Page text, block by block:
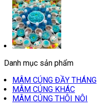
Danh mục sản phẩm
MÂM CÚNG ĐẦY THÁNG
MÂM CÚNG KHÁC
MÂM CÚNG THÔI NÔI